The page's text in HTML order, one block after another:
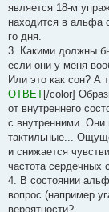
является 18-м
находится в альфа
го дня.
3. Какими должны
если они у меня
Или это как сон? А
ОТВЕТ[/color]
от внутреннего
с внутренними. Они
тактильные...
и снижается
частота сердечных
4. В состоянии
вопрос (например
вероятности?